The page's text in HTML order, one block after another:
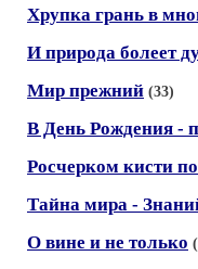
Хрупка грань в
И природа болеет
Мир прежний (33)
В День Рождения -
Росчерком кисти
Тайна мира -
О вине и не только